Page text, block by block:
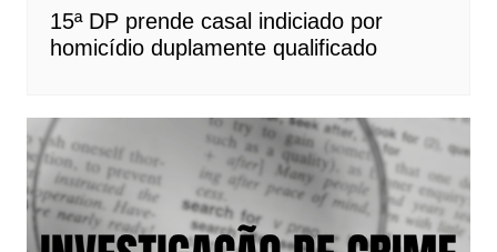
15ª DP prende casal indiciado por
homicídio duplamente qualificado